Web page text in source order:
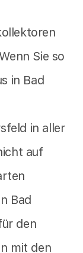
Sie so
in Bad
in aller
auf
Bad
den
mit den